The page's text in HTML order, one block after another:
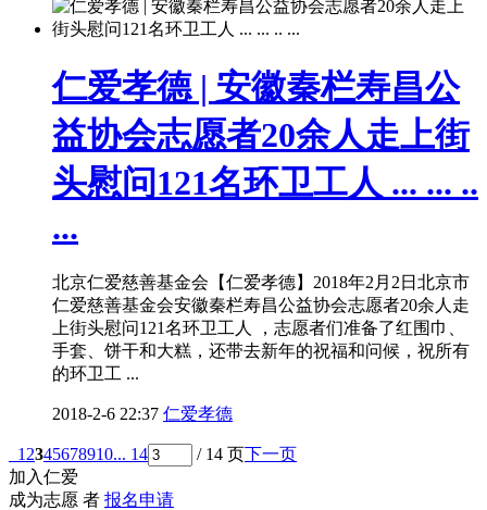
仁爱孝德 | 安徽秦栏寿昌公
益协会志愿者20余人走上街
头慰问121名环卫工人 ... ... ..
...
北京仁爱慈善基金会【仁爱孝德】2018年2月2日北京市
仁爱慈善基金会安徽秦栏寿昌公益协会志愿者20余人走
上街头慰问121名环卫工人 ，志愿者们准备了红围巾、
手套、饼干和大糕，还带去新年的祝福和问候，祝所有
的环卫工 ...
2018-2-6 22:37 仁爱孝德
1 2345678910... 14 / 14 页下一页
加入仁爱
成为志愿 者 报名申请